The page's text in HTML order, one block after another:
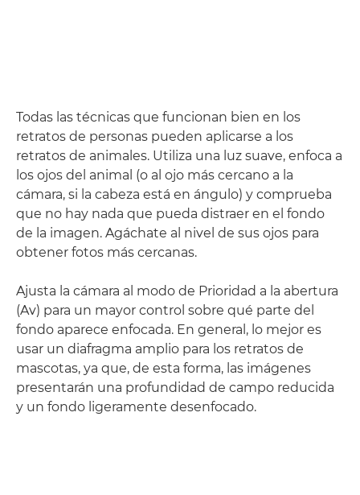
Todas las técnicas que funcionan bien en los
retratos de personas pueden aplicarse a los
retratos de animales. Utiliza una luz suave, enfoca a
los ojos del animal (o al ojo más cercano a la
cámara, si la cabeza está en ángulo) y comprueba
que no hay nada que pueda distraer en el fondo
de la imagen. Agáchate al nivel de sus ojos para
obtener fotos más cercanas.
Ajusta la cámara al modo de Prioridad a la abertura
(Av) para un mayor control sobre qué parte del
fondo aparece enfocada. En general, lo mejor es
usar un diafragma amplio para los retratos de
mascotas, ya que, de esta forma, las imágenes
presentarán una profundidad de campo reducida
y un fondo ligeramente desenfocado.